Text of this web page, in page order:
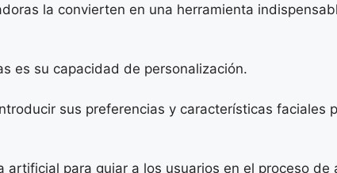
la convierten en una herramienta
es su capacidad de personalización.
sus preferencias y características faciales
para guiar a los usuarios en el proceso de